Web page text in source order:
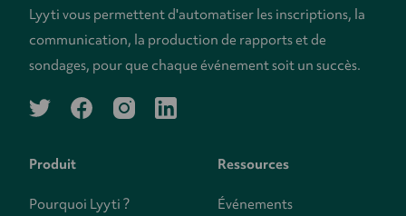
Lyyti vous permettent d'automatiser les inscriptions, la
communication, la production de rapports et de
sondages, pour que chaque événement soit un succès.
twitterfacebookinstagramlinkedin
Produit
Pourquoi Lyyti ?
Ressources
Événements